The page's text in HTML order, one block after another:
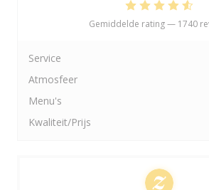
Gemiddelde rating — 1740
Service
Atmosfeer
Menu's
Kwaliteit/Prijs